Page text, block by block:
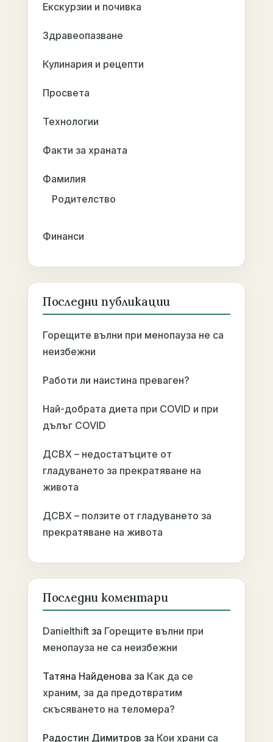
Екскурзии и почивка
Здравеопазване
Кулинария и рецепти
Просвета
Технологии
Факти за храната
Фамилия
Родителство
Финанси
Последни публикации
Горещите вълни при менопауза не са
неизбежни
Работи ли наистина преваген?
Най-добрата диета при COVID и при
дълъг COVID
ДСВХ – недостатъците от
гладуването за прекратяване на
живота
ДСВХ – ползите от гладуването за
прекратяване на живота
Последни коментари
Danielthiftза Горещите вълни при
менопауза не са неизбежни
Татяна Найденова за Как да се
храним, за да предотвратим
скъсяването на теломера?
Радостин Димитров за Кои храни са